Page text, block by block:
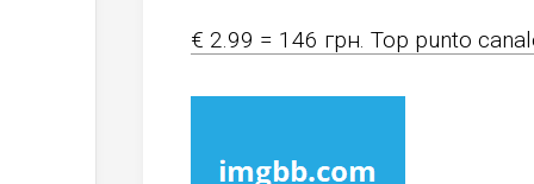
€ 2.99 = 146 грн. Top punto